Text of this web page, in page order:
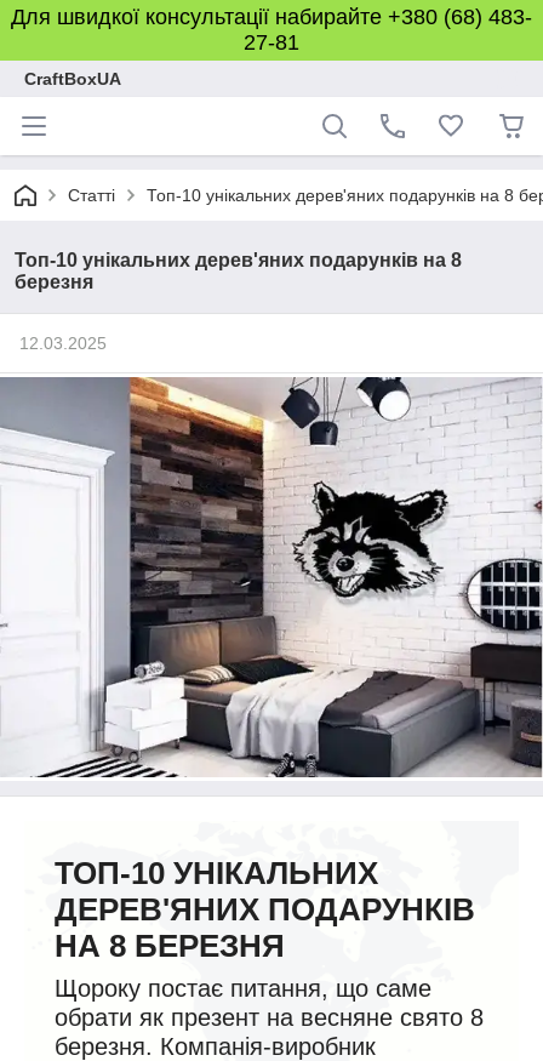
Для швидкої консультації набирайте +380 (68) 483-
27-81
CraftBoxUA
Статті Топ-10 унікальних дерев'яних подарунків на 8
Топ-10 унікальних дерев'яних подарунків на 8
березня
12.03.2025
ТОП-10 УНІКАЛЬНИХ
ДЕРЕВ'ЯНИХ ПОДАРУНКІВ
НА 8 БЕРЕЗНЯ
Щороку постає питання, що саме
обрати як презент на весняне свято 8
березня. Компанія-виробник